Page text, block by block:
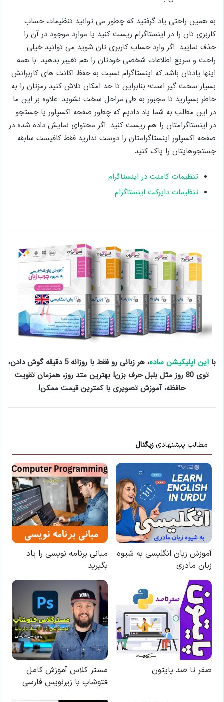
شما نشان بدهد
به همین راحتی یاد گرفتید که چطور می توانید تنظیمات حساب
کاربری تان را در اینستاگرام ریست کنید یا موارد موجود در آن را
حذف نمایید. اگر وارد حساب کاربری تان شوید می توانید خیلی
راحت و سریع اطلاعات شخصی خودتان را هم تغییر بدهید. با همه
اینها یادتان باشد که اینستاگرام نسبت به حفظ اکانت های کاربرانش
بسیار سخت گیر است؛ بنابراین تا حد امکان تلاش کنید رمزتان را به
خاطر بسپارید تا مجبور به طی مراحل سخت نشوید. علاوه بر این ما
در این مطلب به شما یاد دادیم که چطور صفحه اکسپلور یا جستجو
در اینستاگرامتان را هم ریست کنید. اگر محتوای نمایش داده شده در
صفحه اکسپلور اینستاگرامتان را دوست ندارید فقط کافیست سابقه
جستجوهایتان را پاک کنید.
تنظیمات کامنت در اینستاگرام
تنظیمات دایرکت اینستاگرام
بااین اپلیکیشن ساده
، هر زبانی رو فقط با روزانه 5 دقیقه گوش دادن،
توی 80 روز مثل بلبل حرف بزن! بهترین متد روز، همزمان تقویت
حافظه، آموزش تصویری با کمترین قیمت ممکن!